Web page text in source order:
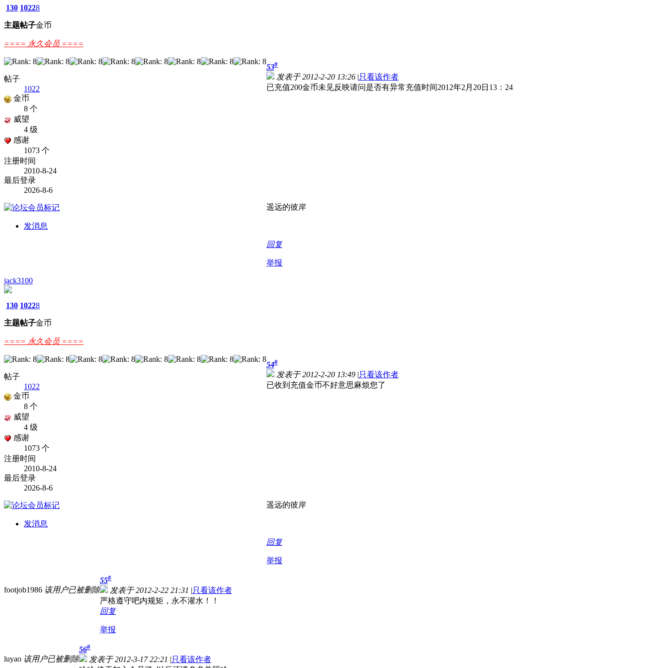
130
主题
1022
帖子
8
金币
==== 永久会员 ====
帖子
1022
金币
8 个
威望
4 级
感谢
1073 个
注册时间
2010-8-24
最后登录
2026-8-6
发消息
53#
发表于 2012-2-20 13:26 |只看该作者
已充值200金币未见反映请问是否有异常充值时间2012年2月20日13：24
遥远的彼岸
回复
举报
jack3100
130
主题
1022
帖子
8
金币
==== 永久会员 ====
帖子
1022
金币
8 个
威望
4 级
感谢
1073 个
注册时间
2010-8-24
最后登录
2026-8-6
发消息
54#
发表于 2012-2-20 13:49 |只看该作者
已收到充值金币不好意思麻烦您了
遥远的彼岸
回复
举报
footjob1986 该用户已被删除
55#
发表于 2012-2-22 21:31 |只看该作者
严格遵守吧内规矩，永不灌水！！
回复
举报
luyao 该用户已被删除
56#
发表于 2012-3-17 22:21 |只看该作者